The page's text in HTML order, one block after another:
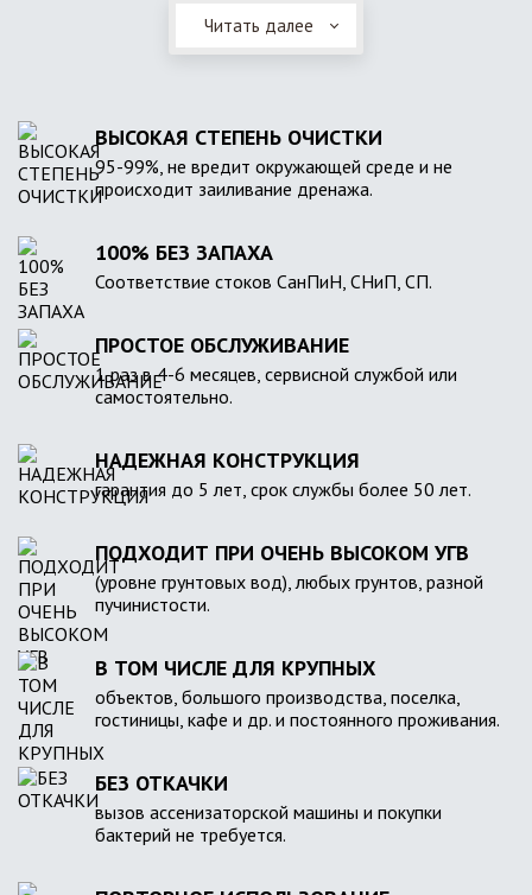
Читать далее
ВЫСОКАЯ СТЕПЕНЬ ОЧИСТКИ
95-99%, не вредит окружающей среде и не
происходит заиливание дренажа.
100% БЕЗ ЗАПАХА
Соответствие стоков СанПиН, СНиП, СП.
ПРОСТОЕ ОБСЛУЖИВАНИЕ
1 раз в 4-6 месяцев, сервисной службой или
самостоятельно.
НАДЕЖНАЯ КОНСТРУКЦИЯ
гарантия до 5 лет, срок службы более 50 лет.
ПОДХОДИТ ПРИ ОЧЕНЬ ВЫСОКОМ УГВ
(уровне грунтовых вод), любых грунтов, разной
пучинистости.
В ТОМ ЧИСЛЕ ДЛЯ КРУПНЫХ
объектов, большого производства, поселка,
гостиницы, кафе и др. и постоянного проживания.
БЕЗ ОТКАЧКИ
вызов ассенизаторской машины и покупки
бактерий не требуется.